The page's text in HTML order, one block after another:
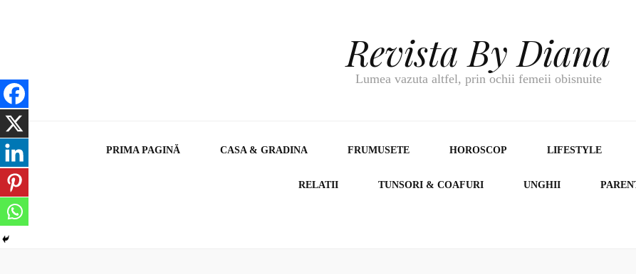
Revista By Diana
Lumea vazuta altfel, prin ochii femeii obisnuite
PRIMA PAGINĂ CASA & GRADINA FRUMUSETE HOROSCOP LIFESTYLE
RELATII TUNSORI & COAFURI UNGHII